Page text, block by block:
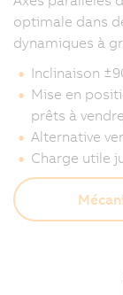
optimale dans
dynamiques à
Inclinaison
Mise en
prêts à
Alternative
Charge utile